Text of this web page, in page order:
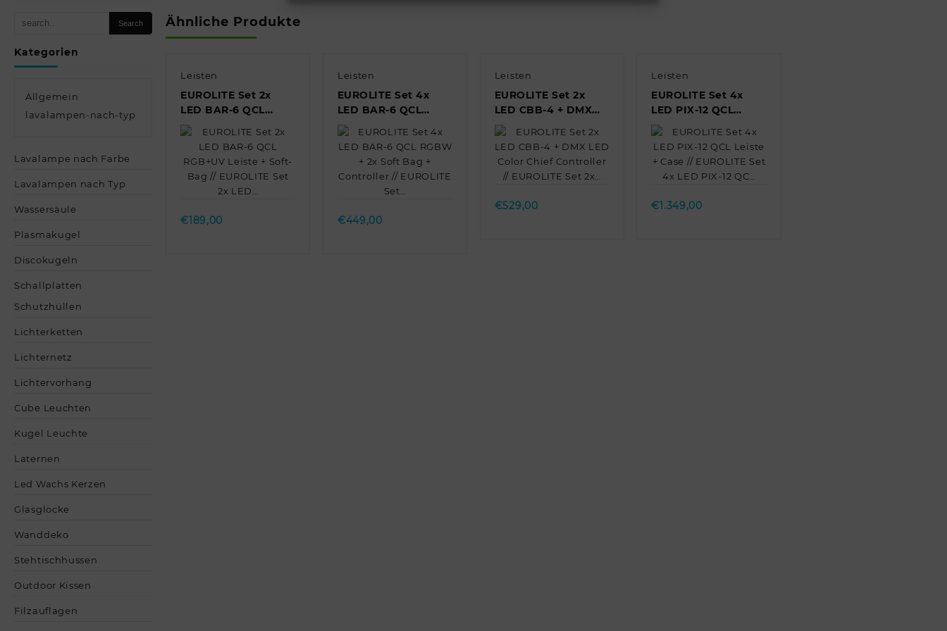
Kategorien
Allgemein
lavalampen-nach-typ
Lavalampe nach Farbe
Lavalampen nach Typ
Wassersäule
Plasmakugel
Discokugeln
Schallplatten
Schutzhüllen
Lichterketten
Lichternetz
Lichtervorhang
Cube Leuchten
Kugel Leuchte
Laternen
Led Wachs Kerzen
Glasglocke
Wanddeko
Stehtischhussen
Outdoor Kissen
Filzauflagen
Ähnliche Produkte
Leisten
EUROLITE Set 2x
LED BAR-6 QCL
RGB+UV Leiste +
Soft-Bag //
EUROLITE Set 2x
LED…
Quick view
€189,00
Leisten
EUROLITE Set 4x
LED BAR-6 QCL
RGBW + 2x Soft Bag
+ Controller //
EUROLITE Set…
Quick view
€449,00
Leisten
EUROLITE Set 2x
LED CBB-4 + DMX
LED Color Chief
Controller //
EUROLITE Set 2x…
Quick view
€529,00
Leisten
EUROLITE Set 4x
LED PIX-12 QCL
Leiste + Case //
EUROLITE Set 4x
LED PIX-12 QC…
Quick view
€1.349,00